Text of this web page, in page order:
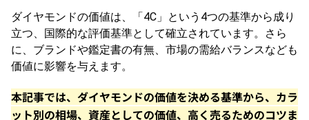
ダイヤモンドの価値は、「4C」という4つの基準から成り
立つ、国際的な評価基準として確立されています。さら
に、ブランドや鑑定書の有無、市場の需給バランスなども
価値に影響を与えます。
本記事では、ダイヤモンドの価値を決める基準から、カラ
ット別の相場、資産としての価値、高く売るためのコツま